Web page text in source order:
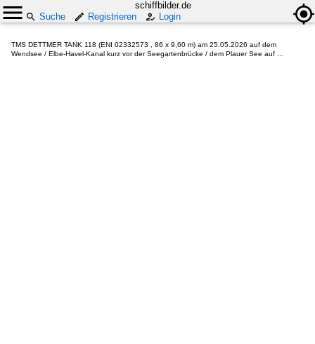
schiffbilder.de
Suche
Registrieren Login
TMS DETTMER TANK 118 (ENI 02332573 , 86 x 9,60 m) am 25.05.2026 auf dem
Wendsee / Elbe-Havel-Kanal kurz vor der Seegartenbrücke / dem Plauer See auf ...